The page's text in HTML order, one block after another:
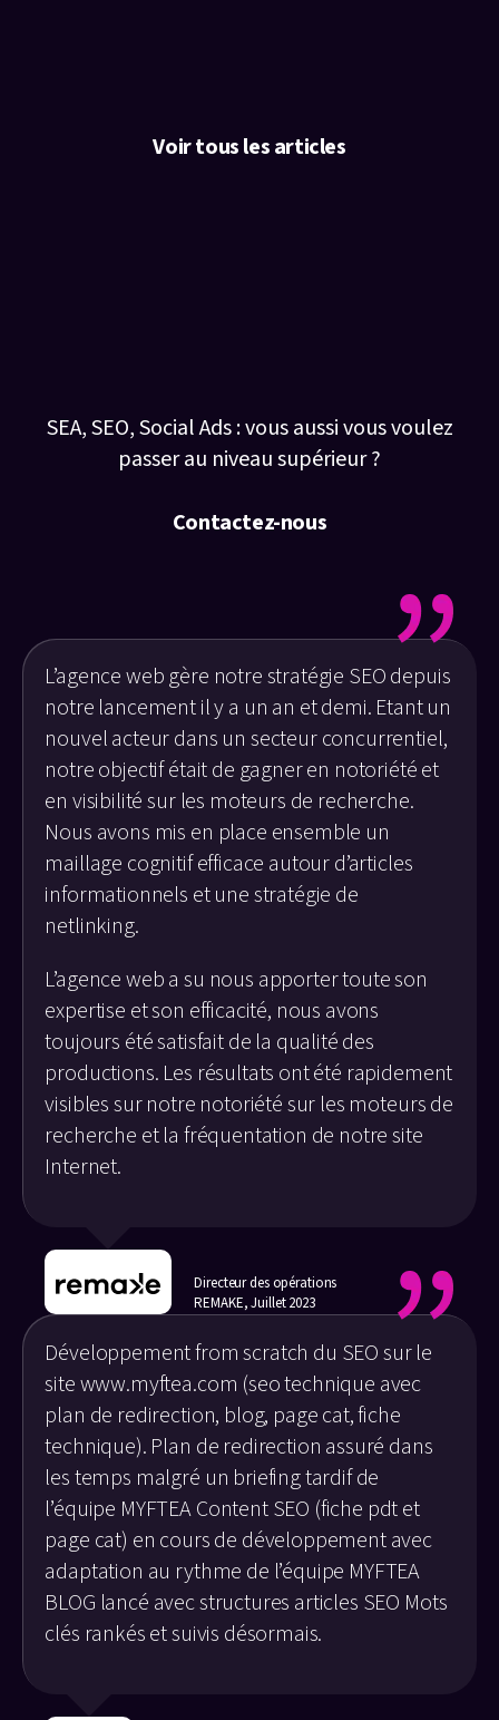
Voir tous les articles
SEA, SEO, Social Ads : vous aussi vous voulez
passer au niveau supérieur ?
Contactez-nous
L’agence web gère notre stratégie SEO depuis
notre lancement il y a un an et demi. Etant un
nouvel acteur dans un secteur concurrentiel,
notre objectif était de gagner en notoriété et
en visibilité sur les moteurs de recherche.
Nous avons mis en place ensemble un
maillage cognitif efficace autour d’articles
informationnels et une stratégie de
netlinking.
L’agence web a su nous apporter toute son
expertise et son efficacité, nous avons
toujours été satisfait de la qualité des
productions. Les résultats ont été rapidement
visibles sur notre notoriété sur les moteurs de
recherche et la fréquentation de notre site
Internet.
Directeur des opérations
REMAKE, Juillet 2023
Développement from scratch du SEO sur le
site www.myftea.com (seo technique avec
plan de redirection, blog, page cat, fiche
technique). Plan de redirection assuré dans
les temps malgré un briefing tardif de
l’équipe MYFTEA Content SEO (fiche pdt et
page cat) en cours de développement avec
adaptation au rythme de l’équipe MYFTEA
BLOG lancé avec structures articles SEO Mots
clés rankés et suivis désormais.